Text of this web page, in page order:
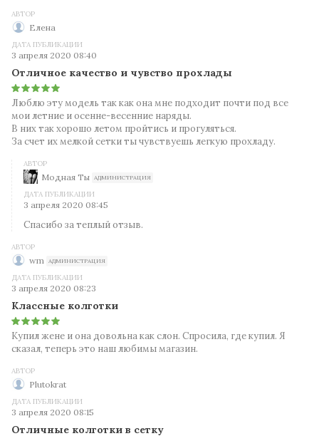
АВТОР
Елена
ДАТА ПУБЛИКАЦИИ
3 апреля 2020 08:40
Отличное качество и чувство прохлады
Люблю эту модель так как она мне подходит почти под все
мои летние и осенне-весенние наряды.
В них так хорошо летом пройтись и прогуляться.
За счет их мелкой сетки ты чувствуешь легкую прохладу.
АВТОР
Модная Ты АДМИНИСТРАЦИЯ
ДАТА ПУБЛИКАЦИИ
3 апреля 2020 08:45
Спасибо за теплый отзыв.
АВТОР
wm АДМИНИСТРАЦИЯ
ДАТА ПУБЛИКАЦИИ
3 апреля 2020 08:23
Классные колготки
Купил жене и она довольна как слон. Спросила, где купил. Я
сказал, теперь это наш любимы магазин.
АВТОР
Plutokrat
ДАТА ПУБЛИКАЦИИ
3 апреля 2020 08:15
Отличные колготки в сетку